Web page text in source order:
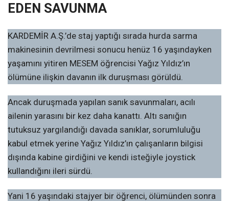
EDEN SAVUNMA
KARDEMİR A.Ş.’de staj yaptığı sırada hurda sarma
makinesinin devrilmesi sonucu henüz 16 yaşındayken
yaşamını yitiren MESEM öğrencisi Yağız Yıldız’ın
ölümüne ilişkin davanın ilk duruşması görüldü.
Ancak duruşmada yapılan sanık savunmaları, acılı
ailenin yarasını bir kez daha kanattı. Altı sanığın
tutuksuz yargılandığı davada sanıklar, sorumluluğu
kabul etmek yerine Yağız Yıldız’ın çalışanların bilgisi
dışında kabine girdiğini ve kendi isteğiyle joystick
kullandığını ileri sürdü.
Yani 16 yaşındaki stajyer bir öğrenci, ölümünden sonra